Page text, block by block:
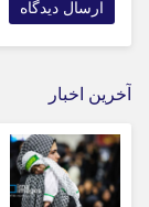
آخرین اخبار